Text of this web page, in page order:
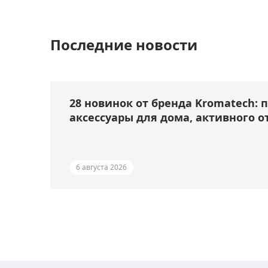
Последние новости
28 новинок от бренда Kromatech:
аксессуары для дома, активного
6 августа 2026